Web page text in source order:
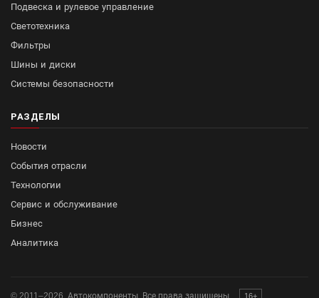
Подвеска и рулевое управление
Светотехника
Фильтры
Шины и диски
Системы безопасности
РАЗДЕЛЫ
Новости
События отрасли
Технологии
Сервис и обслуживание
Бизнес
Аналитика
© 2011–2026. Автокомпоненты. Все права защищены. 16+